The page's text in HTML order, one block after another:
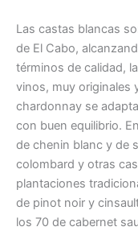
Las castas blancas
de El Cabo,
términos de calidad,
vinos, muy originales
chardonnay se
con buen equilibrio.
de chenin blanc y de
colombard y otras
plantaciones
de pinot noir y
los 70 de cabernet